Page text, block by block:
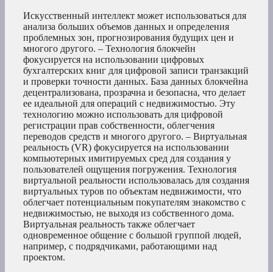
Искусственный интеллект может использоваться для
анализа больших объемов данных и определения
проблемных зон, прогнозирования будущих цен и
многого другого. – Технология блокчейн
фокусируется на использовании цифровых
бухгалтерских книг для цифровой записи транзакций
и проверки точности данных. База данных блокчейна
децентрализована, прозрачна и безопасна, что делает
ее идеальной для операций с недвижимостью. Эту
технологию можно использовать для цифровой
регистрации прав собственности, облегчения
переводов средств и многого другого. – Виртуальная
реальность (VR) фокусируется на использовании
компьютерных имитируемых сред для создания у
пользователей ощущения погружения. Технология
виртуальной реальности использовалась для создания
виртуальных туров по объектам недвижимости, что
облегчает потенциальным покупателям знакомство с
недвижимостью, не выходя из собственного дома.
Виртуальная реальность также облегчает
одновременное общение с большой группой людей,
например, с подрядчиками, работающими над
проектом.